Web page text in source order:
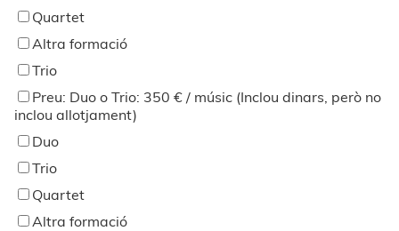
Quartet
Altra formació
Trio
Preu: Duo o Trio: 350 € / músic (Inclou dinars, però no
inclou allotjament)
Duo
Trio
Quartet
Altra formació